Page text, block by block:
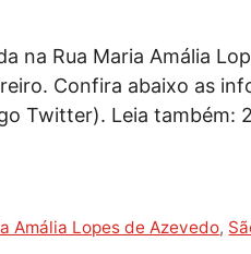
na Rua Maria Amália
Confira abaixo as
Twitter). Leia também:
Amália Lopes de Azevedo,